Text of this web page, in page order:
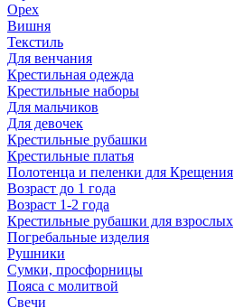
Орех
Вишня
Текстиль
Для венчания
Крестильная одежда
Крестильные наборы
Для мальчиков
Для девочек
Крестильные рубашки
Крестильные платья
Полотенца и пеленки для Крещения
Возраст до 1 года
Возраст 1-2 года
Крестильные рубашки для взрослых
Погребальные изделия
Рушники
Сумки, просфорницы
Пояса с молитвой
Свечи